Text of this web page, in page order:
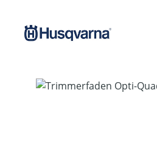
Bildergalerie überspringen